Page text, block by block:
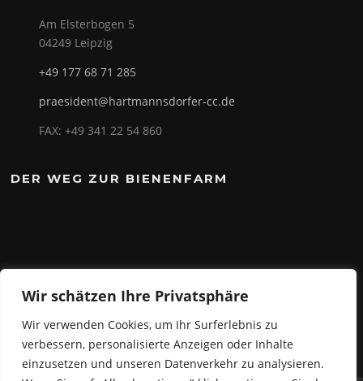
Wir schätzen Ihre Privatsphäre
Wir verwenden Cookies, um Ihr Surferlebnis zu
verbessern, personalisierte Anzeigen oder Inhalte
einzusetzen und unseren Datenverkehr zu analysieren.
Am Elsterbogen 5
04249 Leipzig
+49 177 68 71 285
praesident@hartmannsdorfer-cc.de
FAX: +49 341 22 54 860
DER WEG ZUR BIENENFARM